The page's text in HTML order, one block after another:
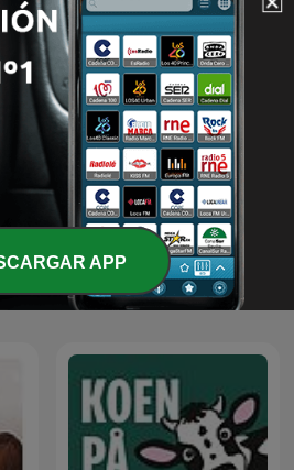
Learn Spanish: Notes in
Spanish Inspired
Beginners
internacionales de
APP